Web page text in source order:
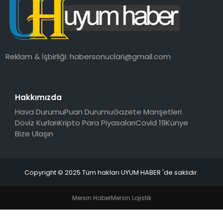
SAĞLIK
MAGAZIN
Reklam & İşbirliği:habersonuclari@gmail.com
Hakkımızda
Hava DurumuPuan DurumuGazete Manşetleri
Döviz KurlarıKripto Para PiyasalarıCovid 19Künye
Bize Ulaşın
Copyright © 2025 Tüm hakları UYUM HABER 'de saklıdır.
Mersin HaberMersin Lojistik